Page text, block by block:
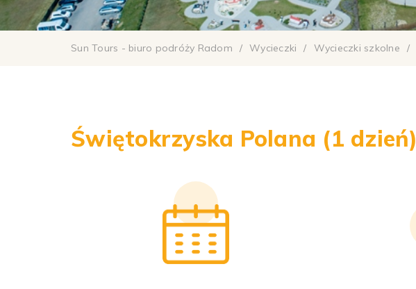
Sun Tours - biuro podróży Radom / Wycieczki / Wycieczki szkolne /
Świętokrzyska Polana (1 dzień)